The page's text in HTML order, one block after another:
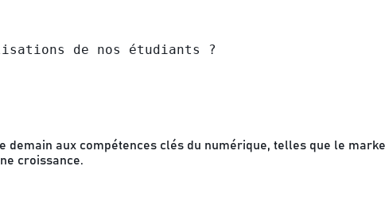
de nos étudiants ?
demain aux compétences clés du numérique, telles que le
croissance.